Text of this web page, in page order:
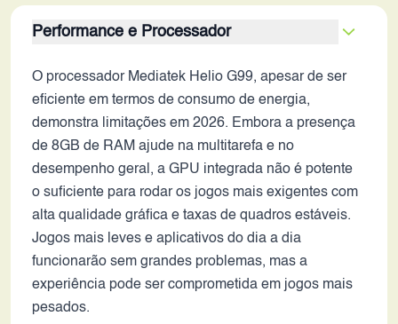
Performance e Processador
O processador Mediatek Helio G99, apesar de ser
eficiente em termos de consumo de energia,
demonstra limitações em 2026. Embora a presença
de 8GB de RAM ajude na multitarefa e no
desempenho geral, a GPU integrada não é potente
o suficiente para rodar os jogos mais exigentes com
alta qualidade gráfica e taxas de quadros estáveis.
Jogos mais leves e aplicativos do dia a dia
funcionarão sem grandes problemas, mas a
experiência pode ser comprometida em jogos mais
pesados.